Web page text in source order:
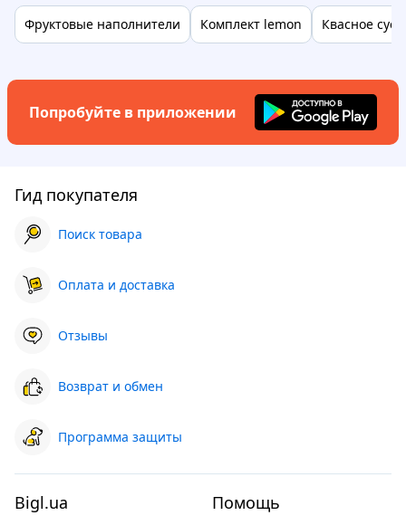
Фруктовые наполнители Комплект lemon Квасное
Попробуйте в приложении
Гид покупателя
Поиск товара
Оплата и доставка
Отзывы
Возврат и обмен
Программа защиты
Bigl.ua Помощь